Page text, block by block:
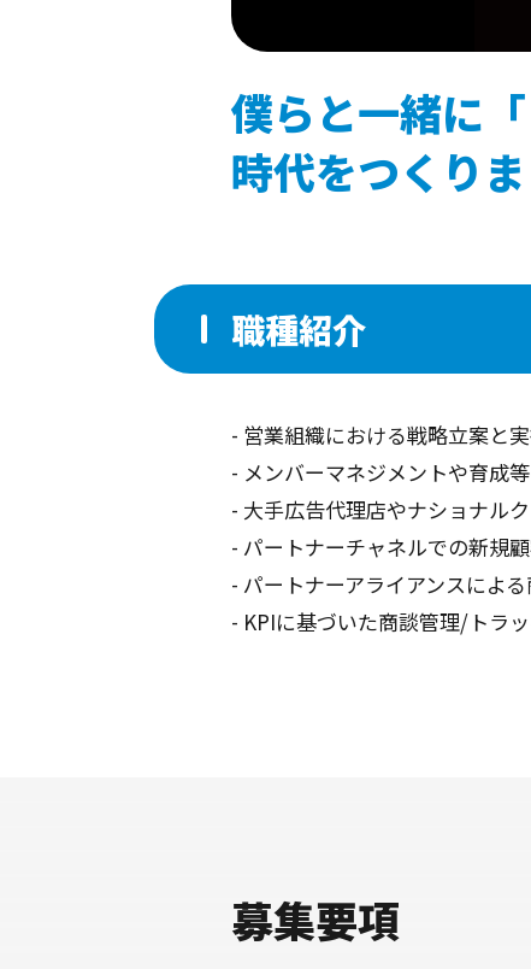
僕らと一緒に
時代をつくりま
職種紹介
- 営業組織における戦略立案と
- メンバーマネジメントや育成
- 大手広告代理店やナショナル
- パートナーチャネルでの新規
- パートナーアライアンスによ
- KPIに基づいた商談管理/トラ
募集要項